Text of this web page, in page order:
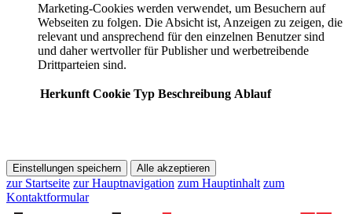
Marketing-Cookies werden verwendet, um Besuchern auf
Webseiten zu folgen. Die Absicht ist, Anzeigen zu zeigen, die
relevant und ansprechend für den einzelnen Benutzer sind
und daher wertvoller für Publisher und werbetreibende
Drittparteien sind.
Herkunft Cookie Typ Beschreibung Ablauf
Einstellungen speichern Alle akzeptieren
zur Startseite zur Hauptnavigation zum Hauptinhalt zum
Kontaktformular